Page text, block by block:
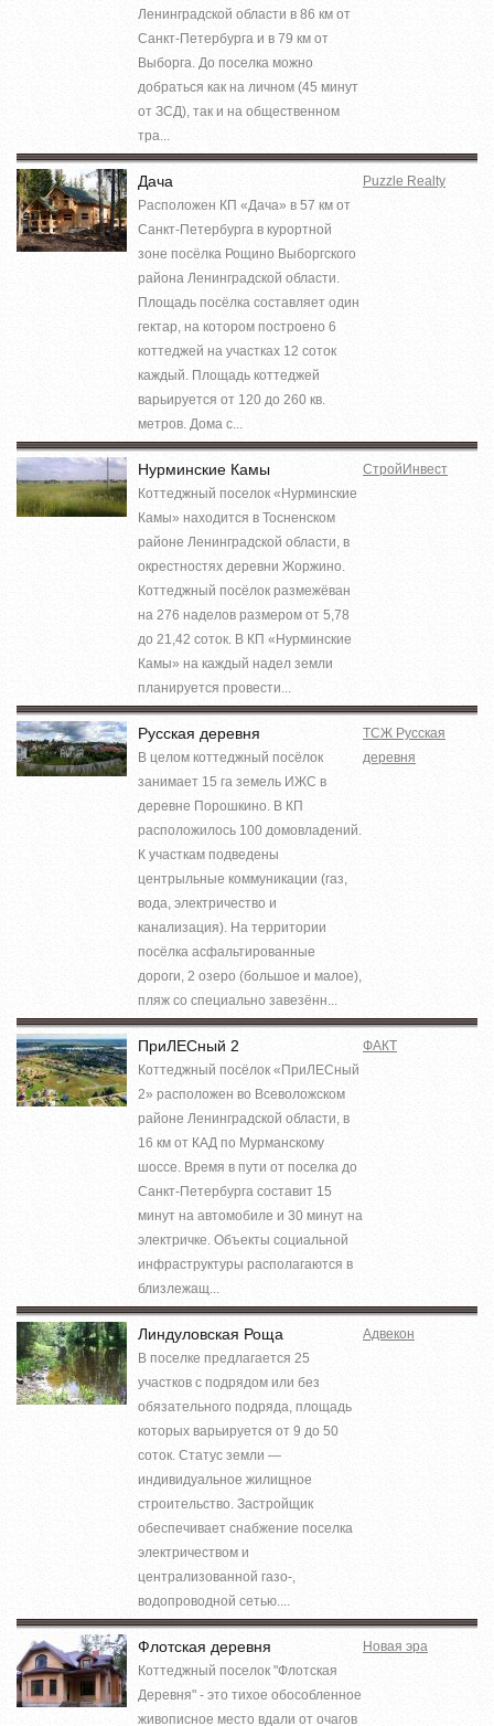
Ленинградской области в 86 км от
Санкт-Петербурга и в 79 км от
Выборга. До поселка можно
добраться как на личном (45 минут
от ЗСД), так и на общественном
тра...
Дача
Расположен КП «Дача» в 57 км от
Санкт-Петербурга в курортной
зоне посёлка Рощино Выборгского
района Ленинградской области.
Площадь посёлка составляет один
гектар, на котором построено 6
коттеджей на участках 12 соток
каждый. Площадь коттеджей
варьируется от 120 до 260 кв.
метров. Дома с...
Puzzle Realty
Нурминские Камы
Коттеджный поселок «Нурминские
Камы» находится в Тосненском
районе Ленинградской области, в
окрестностях деревни Жоржино.
Коттеджный посёлок размежёван
на 276 наделов размером от 5,78
до 21,42 соток. В КП «Нурминские
Камы» на каждый надел земли
планируется провести...
СтройИнвест
Русская деревня
В целом коттеджный посёлок
занимает 15 га земель ИЖС в
деревне Порошкино. В КП
расположилось 100 домовладений.
К участкам подведены
центрыльные коммуникации (газ,
вода, электричество и
канализация). На территории
посёлка асфальтированные
дороги, 2 озеро (большое и малое),
пляж со специально завезённ...
ТСЖ Русская
деревня
ПриЛЕСный 2
Коттеджный посёлок «ПриЛЕСный
2» расположен во Всеволожском
районе Ленинградской области, в
16 км от КАД по Мурманскому
шоссе. Время в пути от поселка до
Санкт-Петербурга составит 15
минут на автомобиле и 30 минут на
электричке. Объекты социальной
инфраструктуры располагаются в
близлежащ...
ФАКТ
Линдуловская Роща
В поселке предлагается 25
участков с подрядом или без
обязательного подряда, площадь
которых варьируется от 9 до 50
соток. Статус земли —
индивидуальное жилищное
строительство. Застройщик
обеспечивает снабжение поселка
электричеством и
централизованной газо-,
водопроводной сетью....
Адвекон
Флотская деревня
Коттеджный поселок "Флотская
Деревня" - это тихое обособленное
живописное место вдали от очагов
Новая эра